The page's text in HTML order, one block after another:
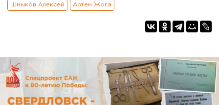
Шмыков Алексей Артем Жога